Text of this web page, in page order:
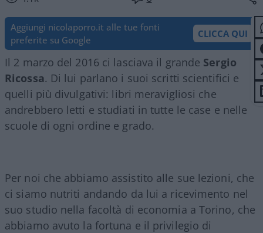
Aggiungi nicolaporro.it alle tue fonti
preferite su Google
CLICCA QUI
Il 2 marzo del 2016 ci lasciava il grande Sergio
Ricossa. Di lui parlano i suoi scritti scientifici e
quelli più divulgativi: libri meravigliosi che
andrebbero letti e studiati in tutte le case e nelle
scuole di ogni ordine e grado.
Per noi che abbiamo assistito alle sue lezioni, che
ci siamo nutriti andando da lui a ricevimento nel
suo studio nella facoltà di economia a Torino, che
abbiamo avuto la fortuna e il privilegio di